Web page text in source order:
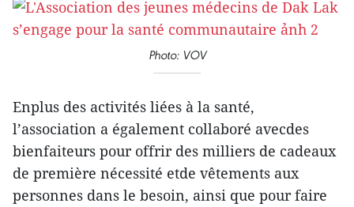
Photo: VOV
Enplus des activités liées à la santé,
l’association a également collaboré avecdes
bienfaiteurs pour offrir des milliers de cadeaux
de première nécessité etde vêtements aux
personnes dans le besoin, ainsi que pour faire